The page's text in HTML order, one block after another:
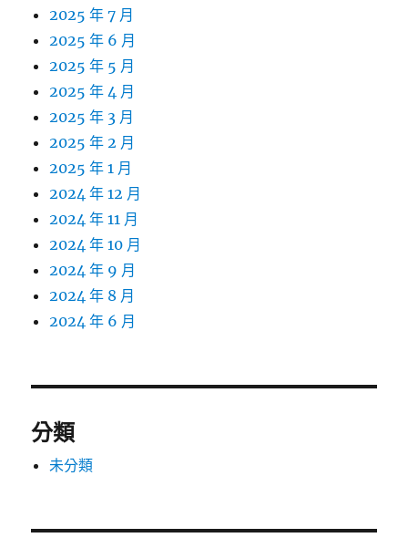
2025 年 7 月
2025 年 6 月
2025 年 5 月
2025 年 4 月
2025 年 3 月
2025 年 2 月
2025 年 1 月
2024 年 12 月
2024 年 11 月
2024 年 10 月
2024 年 9 月
2024 年 8 月
2024 年 6 月
分類
未分類